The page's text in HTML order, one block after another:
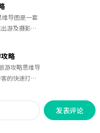
算分层 心意
“200元暖心
大高接受度
式感表
求的礼物方
立即执行的
导图是一套
游及摄影爱
桂林、北
的山水秘
行程节奏，
间内高效领
略
游攻略思维导
的快速打卡
宁、桂林、
经典、海滨
按照4天三晚
发表评论